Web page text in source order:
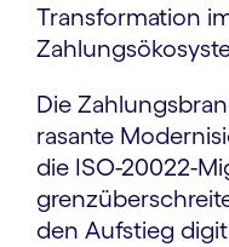
Transformation
Die
rasante
die ISO-20022-
den Aufstieg